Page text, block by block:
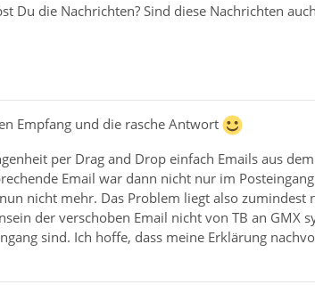
Du die Nachrichten? Sind diese Nachrichten
Empfang und die rasche Antwort
per Drag and Drop einfach Emails aus
Email war dann nicht nur im
nicht mehr. Das Problem liegt also
der verschoben Email nicht von TB an GMX
sind. Ich hoffe, dass meine Erklärung